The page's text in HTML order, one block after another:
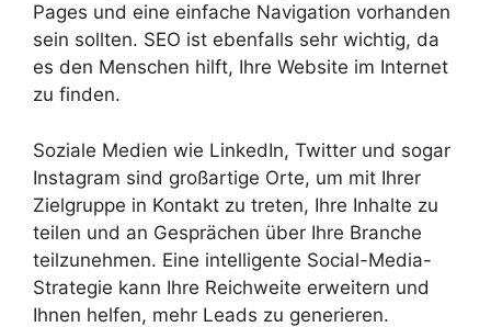
Pages und eine einfache Navigation vorhanden
sein sollten. SEO ist ebenfalls sehr wichtig, da
es den Menschen hilft, Ihre Website im Internet
zu finden.
Soziale Medien wie LinkedIn, Twitter und sogar
Instagram sind großartige Orte, um mit Ihrer
Zielgruppe in Kontakt zu treten, Ihre Inhalte zu
teilen und an Gesprächen über Ihre Branche
teilzunehmen. Eine intelligente Social-Media-
Strategie kann Ihre Reichweite erweitern und
Ihnen helfen, mehr Leads zu generieren.